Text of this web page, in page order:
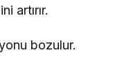
artırır.
bozulur.